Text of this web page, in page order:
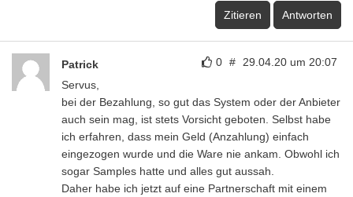
Zitieren Antworten
0 # 29.04.20 um 20:07
Patrick
Servus,
bei der Bezahlung, so gut das System oder der Anbieter
auch sein mag, ist stets Vorsicht geboten. Selbst habe
ich erfahren, dass mein Geld (Anzahlung) einfach
eingezogen wurde und die Ware nie ankam. Obwohl ich
sogar Samples hatte und alles gut aussah.
Daher habe ich jetzt auf eine Partnerschaft mit einem